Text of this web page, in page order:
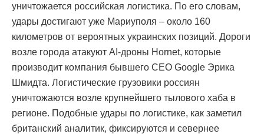
уничтожается российская логистика. По его словам,
удары достигают уже Мариуполя – около 160
километров от вероятных украинских позиций. Дороги
возле города атакуют AI-дроны Hornet, которые
производит компания бывшего CEO Google Эрика
Шмидта. Логистические грузовики россиян
уничтожаются возле крупнейшего тылового хаба в
регионе. Подобные удары по логистике, как заметил
британский аналитик, фиксируются и севернее